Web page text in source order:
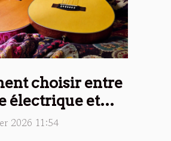
choisir entre
électrique et
débutants ?
2026 11:54